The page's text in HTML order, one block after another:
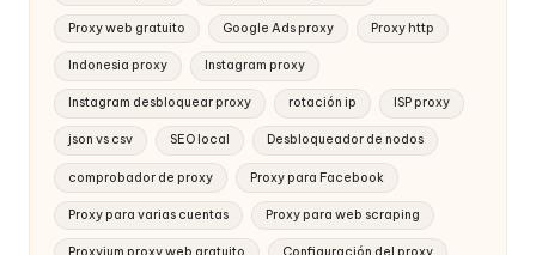
Proxy web gratuito Google Ads proxy Proxy http
Indonesia proxy Instagram proxy
Instagram desbloquear proxy rotación ip ISP proxy
json vs csv SEO local Desbloqueador de nodos
comprobador de proxy Proxy para Facebook
Proxy para varias cuentas Proxy para web scraping